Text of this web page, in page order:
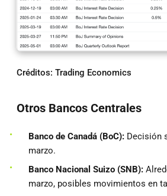
Créditos: Trading Economics
Otros Bancos Centrales
Banco de Canadá (BoC): Decisión
marzo.
Banco Nacional Suizo (SNB):
marzo, posibles movimientos en